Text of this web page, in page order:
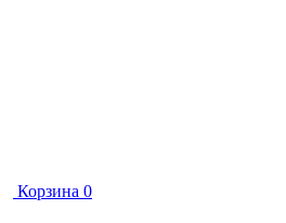
Корзина 0